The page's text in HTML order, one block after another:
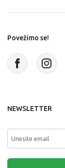
Povežimo se!
NEWSLETTER